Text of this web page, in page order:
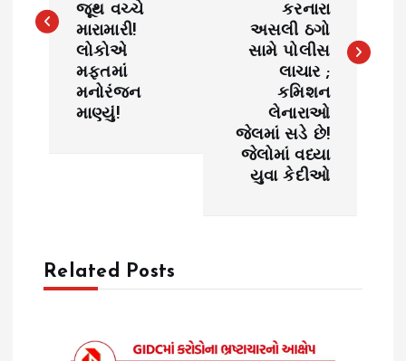
t
g
જૂથ વચ્ચે
મારામારી!
લોકોએ
મફતમાં
મનોરંજન
માણ્યું!
કરનારા
અસલી ઠગો
સામે પોલીસ
લાચાર ;
કમિશન
લેનારાઓ
જેલમાં સડે છે!
જેલોમાં વધ્યા
યુવા કેદીઓ
Related Posts